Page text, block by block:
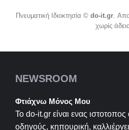
Πνευματική Ιδιοκτησία © do-it.gr.
χωρίς
NEWSROOM
Φτιάχνω Μόνος Μου
Το do-it.gr είναι ενας
οδηγούς, κηπουρική,